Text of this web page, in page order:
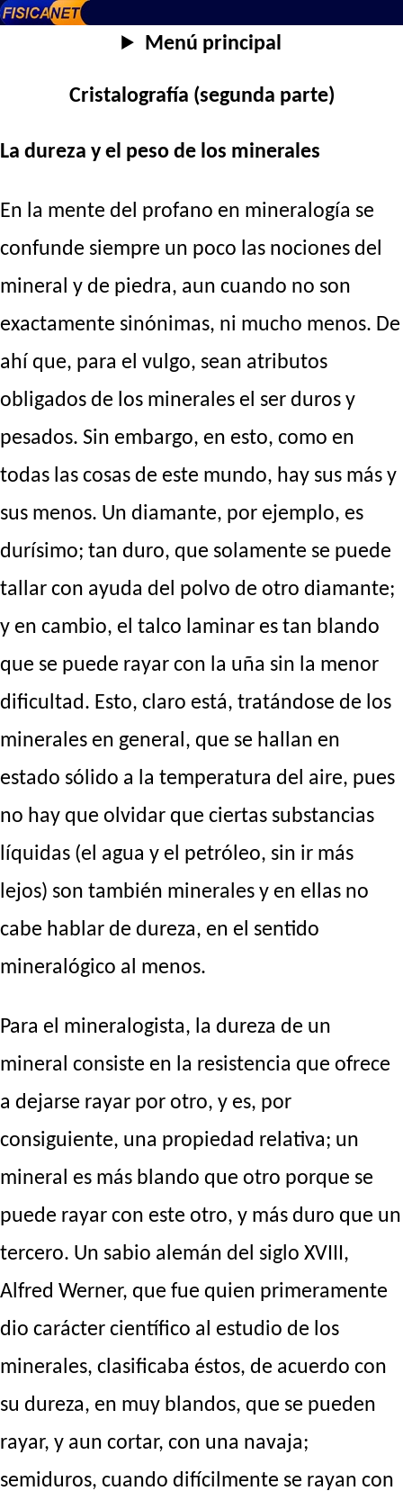
Menú principal
Cristalografía (segunda parte)
La dureza y el peso de los minerales
En la mente del profano en mineralogía se
confunde siempre un poco las nociones del
mineral y de piedra, aun cuando no son
exactamente sinónimas, ni mucho menos. De
ahí que, para el vulgo, sean atributos
obligados de los minerales el ser duros y
pesados. Sin embargo, en esto, como en
todas las cosas de este mundo, hay sus más y
sus menos. Un diamante, por ejemplo, es
durísimo; tan duro, que solamente se puede
tallar con ayuda del polvo de otro diamante;
y en cambio, el talco laminar es tan blando
que se puede rayar con la uña sin la menor
dificultad. Esto, claro está, tratándose de los
minerales en general, que se hallan en
estado sólido a la temperatura del aire, pues
no hay que olvidar que ciertas substancias
líquidas (el agua y el petróleo, sin ir más
lejos) son también minerales y en ellas no
cabe hablar de dureza, en el sentido
mineralógico al menos.
Para el mineralogista, la dureza de un
mineral consiste en la resistencia que ofrece
a dejarse rayar por otro, y es, por
consiguiente, una propiedad relativa; un
mineral es más blando que otro porque se
puede rayar con este otro, y más duro que un
tercero. Un sabio alemán del siglo XVIII,
Alfred Werner, que fue quien primeramente
dio carácter científico al estudio de los
minerales, clasificaba éstos, de acuerdo con
su dureza, en muy blandos, que se pueden
rayar, y aun cortar, con una navaja;
semiduros, cuando difícilmente se rayan con